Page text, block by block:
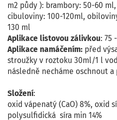
m2 půdy ): brambory: 50-60
cibuloviny: 100-120ml,
130 ml
Aplikace listovou zálivkou: 75
Aplikace namáčením: před
stroužky v roztoku 30ml/1 l
následně necháme oschnout a
Složení:
oxid vápenatý (CaO) 8%, oxid
polysulfidická síra min 14%